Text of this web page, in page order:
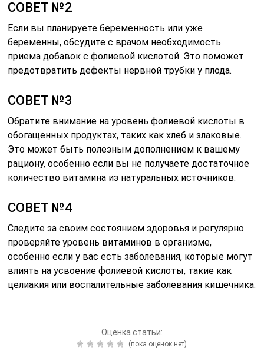
СОВЕТ №2
Если вы планируете беременность или уже
беременны, обсудите с врачом необходимость
приема добавок с фолиевой кислотой. Это поможет
предотвратить дефекты нервной трубки у плода.
СОВЕТ №3
Обратите внимание на уровень фолиевой кислоты в
обогащенных продуктах, таких как хлеб и злаковые.
Это может быть полезным дополнением к вашему
рациону, особенно если вы не получаете достаточное
количество витамина из натуральных источников.
СОВЕТ №4
Следите за своим состоянием здоровья и регулярно
проверяйте уровень витаминов в организме,
особенно если у вас есть заболевания, которые могут
влиять на усвоение фолиевой кислоты, такие как
целиакия или воспалительные заболевания кишечника.
Оценка статьи:
(пока оценок нет)